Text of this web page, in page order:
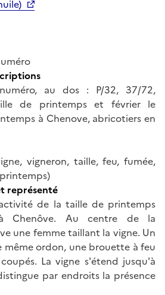
au dos : P/32, 37/72,
de printemps et février le
à Chenove, abricotiers en
vigneron, taille, feu, fumée,
représenté
de la taille de printemps
Chenôve. Au centre de la
une femme taillant la vigne. Un
même ordon, une brouette à feu
La vigne s'étend jusqu'à
par endroits la présence